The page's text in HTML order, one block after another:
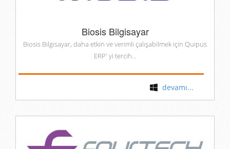
Biosis Bilgisayar
Biosis Bilgisayar, daha etkin ve verimli çalışabilmek için Quipus
ERP' yi tercih...
devamı...